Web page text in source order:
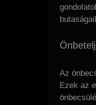
Az
Ezek az